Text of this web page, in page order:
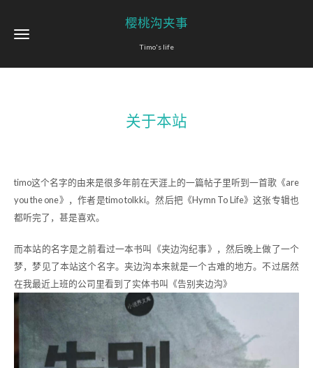
樱桃沟夹事
Timo's life
关于本站
timo这个名字的由来是很多年前在天涯上的一篇帖子里听到一首歌《are
you the one》，作者是timo tolkki。然后把《Hymn To Life》这张专辑也
都听完了，甚是喜欢。
而本站的名字是之前看过一本书叫《夹边沟纪事》，然后晚上做了一个
梦，梦见了本站这个名字。夹边沟本来就是一个古难的地方。不过居然
在我最近上班的公司里看到了实体书叫《告别夹边沟》